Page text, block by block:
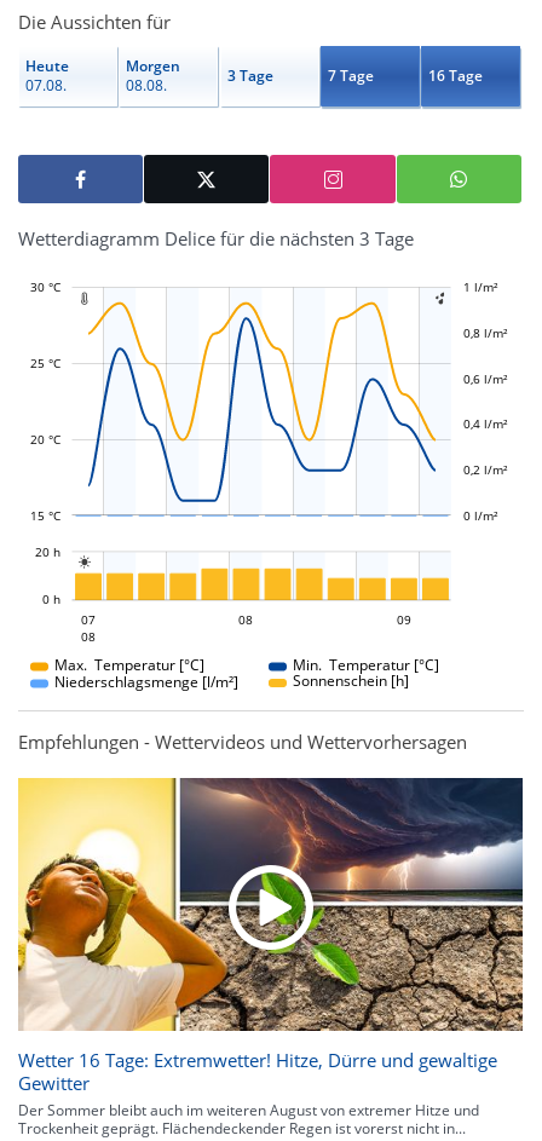
Die Aussichten für
Heute
07.08.
Morgen
08.08.
3 Tage 7 Tage 16 Tage
Wetterdiagramm Delice für die nächsten 3 Tage
 
20 °C
30 °C
25 °C
15 °C
-0,4 l/m²
-0,2 l/m²
0 l/m²
0,2 l/m²
0,4 l/m²
0,6 l/m²
0,8 l/m²
1 l/m²
1,2 l/m²

0 h
20 h
07
08
08 09
Max. Temperatur [°C]
Min. Temperatur [°C]
Niederschlagsmenge [l/m²]
Sonnenschein [h]
Empfehlungen - Wettervideos und Wettervorhersagen
Wetter 16 Tage: Extremwetter! Hitze, Dürre und gewaltige
Gewitter
Der Sommer bleibt auch im weiteren August von extremer Hitze und
Trockenheit geprägt. Flächendeckender Regen ist vorerst nicht in...